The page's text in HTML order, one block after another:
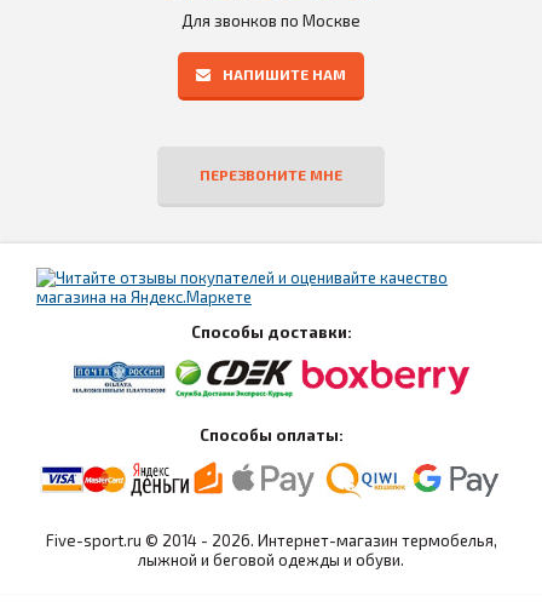
Для звонков по Москве
НАПИШИТЕ НАМ
ПЕРЕЗВОНИТЕ МНЕ
Способы доставки:
Способы оплаты:
Five-sport.ru © 2014 - 2026. Интернет-магазин термобелья,
лыжной и беговой одежды и обуви.